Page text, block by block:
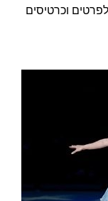
וכרטיסים